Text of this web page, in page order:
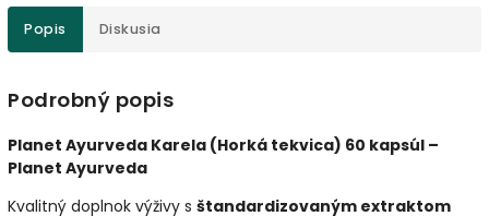
Popis Diskusia
Podrobný popis
Planet Ayurveda Karela (Horká tekvica) 60 kapsúl –
Planet Ayurveda
Kvalitný doplnok výživy s štandardizovaným extraktom